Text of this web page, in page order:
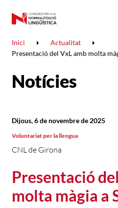
Inici
Actualitat
Presentació del VxL amb molta
Notícies
Presentació
molta màgia a
CNL de Girona
Dijous, 6 de novembre de 2025
Voluntariat per la llengua